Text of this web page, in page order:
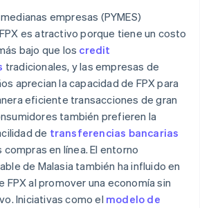
empresas (PYMES)
es atractivo porque tiene un costo
bajo que los credit
tradicionales, y las empresas de
aprecian la capacidad de FPX para
eficiente transacciones de gran
también prefieren la
de transferencias bancarias
en línea. El entorno
de Malasia también ha influido en
FPX al promover una economía sin
Iniciativas como el modelo de